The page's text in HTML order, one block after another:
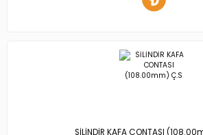
SİLİNDİR KAFA CONTASI